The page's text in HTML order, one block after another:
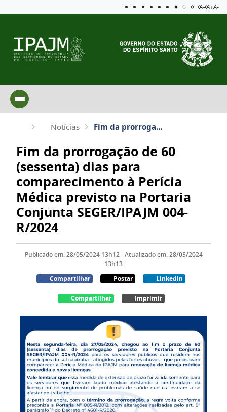
Aplicar
A=A+A-
Notícias Fim da prorrogação de 60 (sessenta) dias para comparecimento à Perícia Médica previsto na Portaria C...
Fim da prorrogação de 60
(sessenta) dias para
comparecimento à Perícia
Médica previsto na Portaria
Conjunta SEGER/IPAJM 004-
R/2024
Publicado em: 28/05/2024 13h12 - Atualizado em: 28/05/2024
13h13
Compartilhar
Postar Linkedin
Compartilhar Imprimir